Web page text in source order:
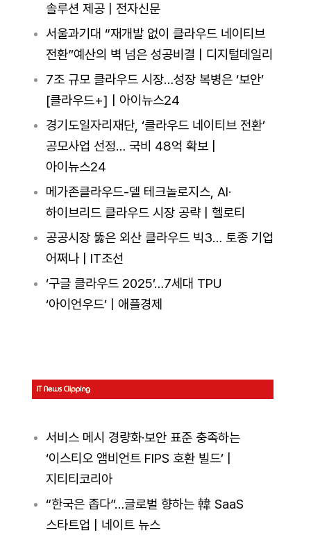
솔루션 제공 | 전자신문
서울과기대 “재개발 없이 클라우드 네이티브
전환”예산의 벽 넘은 성공비결 | 디지털데일리
7조 규모 클라우드 시장…성장 복병은 ‘보안’
[클라우드+] | 아이뉴스24
경기도일자리재단, ‘클라우드 네이티브 전환’
공모사업 선정… 국비 48억 확보 |
아이뉴스24
메가존클라우드-델 테크놀로지스, AI·
하이브리드 클라우드 시장 공략 | 헬로티
공공시장 뚫은 외산 클라우드 빅3… 토종 기업
어쩌나 | IT조선
‘구글 클라우드 2025’…7세대 TPU
‘아이언우드’ | 애플경제
서비스 메시 경량화·보안 표준 충족하는
‘이스티오 앰비언트 FIPS 호환 빌드’ |
지티티코리아
“한국은 좁다”…글로벌 향하는 韓 SaaS
스타트업 | 네이트 뉴스